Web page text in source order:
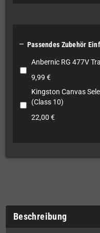
 Passendes Zubehör
Anbernic RG 477V
9,99 €
Kingston Canvas
(Class 10)
22,00 €
Beschreibung